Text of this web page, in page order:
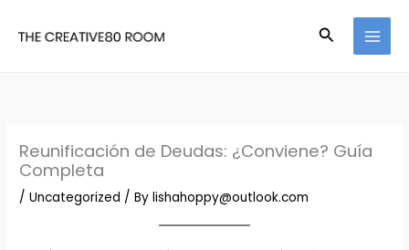
Search
Reunificación de Deudas: ¿Conviene? Guía
Completa
/Uncategorized / Bylishahoppy@outlook.com